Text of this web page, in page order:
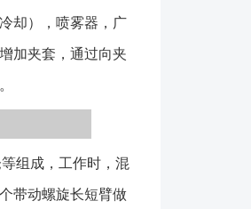
运动，使螺旋外的物体
标准型锥形螺旋混合机
一般采用梅花错位阀，
，驱动形式有手动和气
却），喷雾器，广
加夹套，通过向夹
组成，工作时，混
带动螺旋长短臂做